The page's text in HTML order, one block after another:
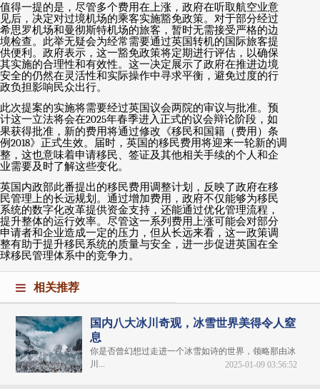
值得一提的是，尽管多个费用在上涨，政府在听取航空业意
见后，决定对过境机场的乘客实施豁免政策。对于部分经过
希思罗机场和曼彻斯特机场的旅客，暂时无需接受严格的边
境检查。此举无疑会为经常需要通过英国转机的国际旅客提
供便利。政府表示，这一豁免政策将定期进行评估，以确保
其实施的合理性和有效性。这一决定展示了政府在推进边境
安全的仍然在灵活性和实际操作中寻求平衡，避免过度的行
政负担影响民众出行。
此次提案的实施将需要经过英国议会两院的审议与批准。预
计这一立法将会在2025年春季进入正式的议会辩论阶段，如
果获得批准，新的费用将通过修改《移民和国籍（费用）条
例2018》正式生效。届时，英国的移民费用将迎来一轮新的调
整，这也意味着申请移民、签证及其他相关手续的个人和企
业需要及时了解这些变化。
英国内政部此番提出的移民费用调整计划，反映了政府在移
民管理上的长远规划。通过增加费用，政府不仅能够为移民
系统的数字化改革提供资金支持，还能通过优化管理流程，
提升整体的运行效率。尽管这一系列费用上涨可能会对部分
申请者和企业造成一定的压力，但从长远来看，这一政策调
整有助于提升移民系统的质量与安全，进一步促进英国在全
球移民管理体系中的竞争力。
相关推荐
国内八大冰川奇观，冰雪世界美得令人窒
息
你是否曾幻想过走进一个冰雪如诗的世界，领略那由冰
川...
2025-01-09 03:56:52